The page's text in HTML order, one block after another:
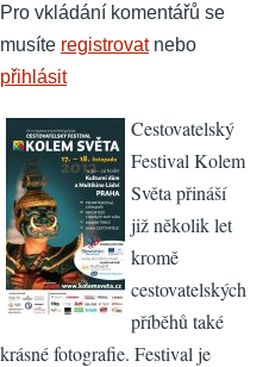
Pro vkládání komentářů se
musíte registrovatnebo
přihlásit
Cestovatelský
Festival Kolem
Světa přináší
již několik let
kromě
cestovatelských
příběhů také
krásné fotografie. Festival je